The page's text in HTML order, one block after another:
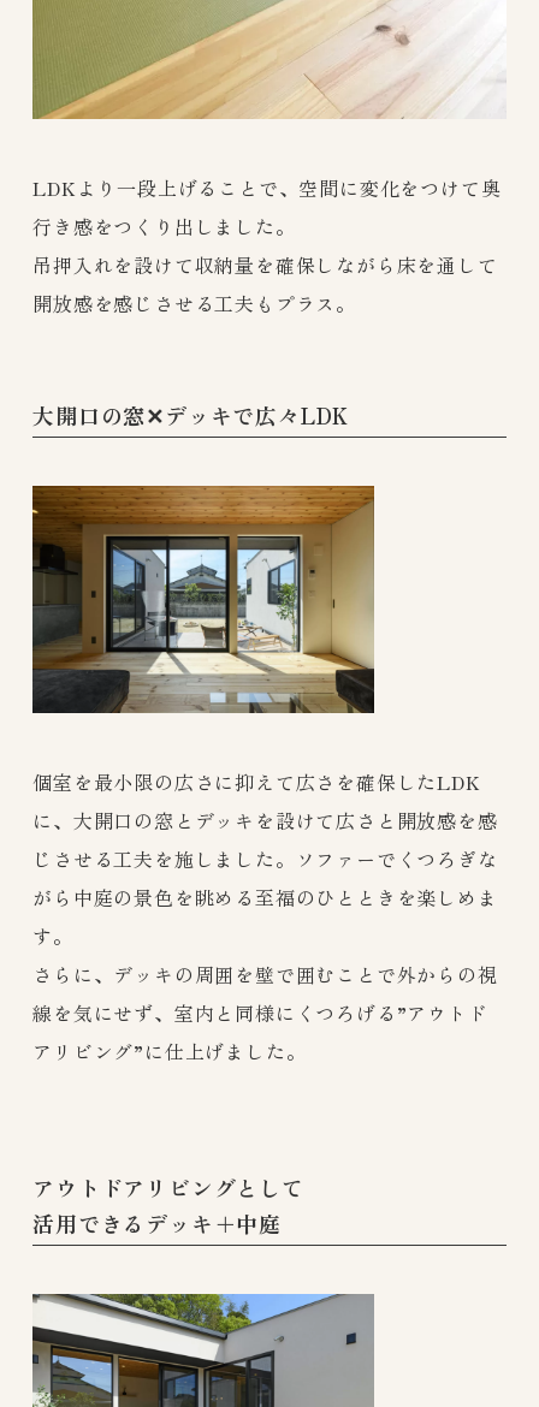
LDKより一段上げることで、空間に変化をつけて奥
行き感をつくり出しました。
吊押入れを設けて収納量を確保しながら床を通して
開放感を感じさせる工夫もプラス。
大開口の窓✕デッキで広々LDK
個室を最小限の広さに抑えて広さを確保したLDK
に、大開口の窓とデッキを設けて広さと開放感を感
じさせる工夫を施しました。ソファーでくつろぎな
がら中庭の景色を眺める至福のひとときを楽しめま
す。
さらに、デッキの周囲を壁で囲むことで外からの視
線を気にせず、室内と同様にくつろげる”アウトド
アリビング”に仕上げました。
アウトドアリビングとして
活用できるデッキ＋中庭